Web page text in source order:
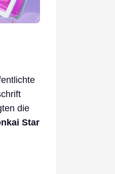
die
Star